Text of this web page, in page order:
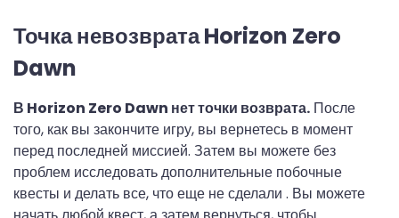
Точка невозврата Horizon Zero
Dawn
В Horizon Zero Dawn нет точки возврата. После
того, как вы закончите игру, вы вернетесь в момент
перед последней миссией. Затем вы можете без
проблем исследовать дополнительные побочные
квесты и делать все, что еще не сделали . Вы можете